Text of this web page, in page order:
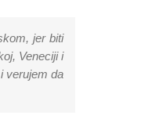
jer biti
Veneciji i
verujem da